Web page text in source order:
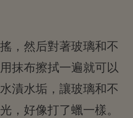
，然后對著玻璃和不
抹布擦拭一遍就可以
漬水垢，讓玻璃和不
，好像打了蠟一樣。